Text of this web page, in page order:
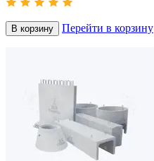
В корзину Перейти в корзину